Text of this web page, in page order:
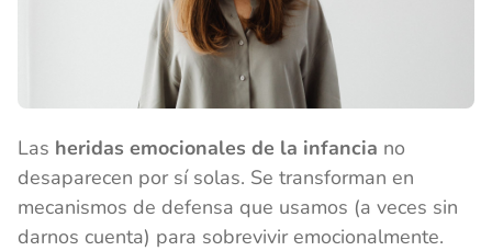
Las heridas emocionales de la infancia no
desaparecen por sí solas. Se transforman en
mecanismos de defensa que usamos (a veces sin
darnos cuenta) para sobrevivir emocionalmente.